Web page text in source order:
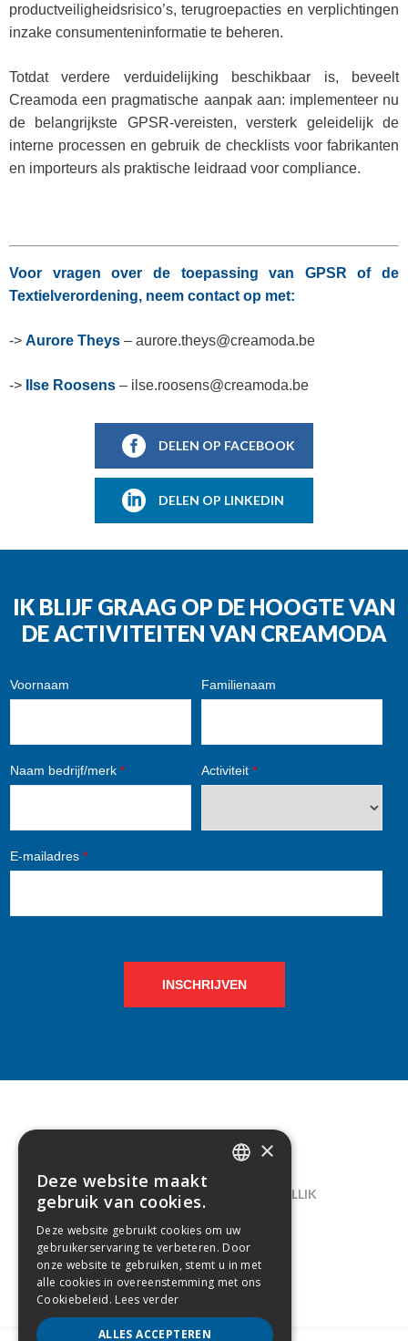
productveiligheidsrisico’s, terugroepacties en verplichtingen
inzake consumenteninformatie te beheren.
Totdat verdere verduidelijking beschikbaar is, beveelt
Creamoda een pragmatische aanpak aan: implementeer nu
de belangrijkste GPSR-vereisten, versterk geleidelijk de
interne processen en gebruik de checklists voor fabrikanten
en importeurs als praktische leidraad voor compliance.
Voor vragen over de toepassing van GPSR of de
Textielverordening, neem contact op met:
-> Aurore Theys – aurore.theys@creamoda.be
-> Ilse Roosens – ilse.roosens@creamoda.be
DELEN OP FACEBOOK
DELEN OP LINKEDIN
IK BLIJF GRAAG OP DE HOOGTE VAN
DE ACTIVITEITEN VAN CREAMODA
Voornaam Familienaam
Naam bedrijf/merk * Activiteit *
E-mailadres *
INSCHRIJVEN
CONTACT
LELIEGAARDE 22, B-1731 ZELLIK
02/238.10.11
INFO@CREAMODA.BE
BE0407.694.265
×
Deze website maakt
gebruik van cookies.
Deze website gebruikt cookies om uw
gebruikerservaring te verbeteren. Door
onze website te gebruiken, stemt u in met
alle cookies in overeenstemming met ons
Cookiebeleid. Lees verder
ALLES ACCEPTEREN